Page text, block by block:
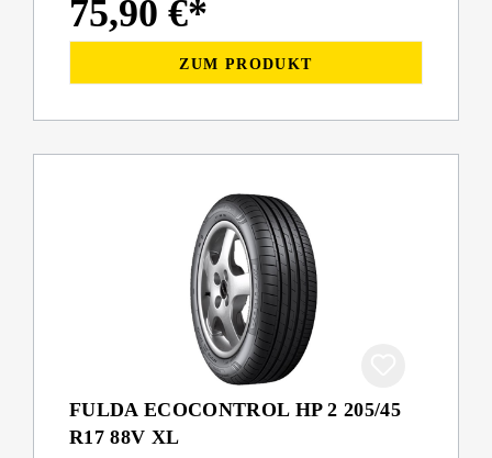
75,90 €*
ZUM PRODUKT
FULDA ECOCONTROL HP 2 205/45
R17 88V XL